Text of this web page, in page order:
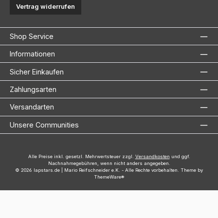
Vertrag widerrufen
Shop Service
Informationen
Sicher Einkaufen
Zahlungsarten
Versandarten
Unsere Communities
Alle Preise inkl. gesetzl. Mehrwertsteuer zzgl. Versandkosten und ggf.
Nachnahmegebühren, wenn nicht anders angegeben.
© 2026 lapstars.de | Mario Reifschneider e.K. - Alle Rechte vorbehalten. Theme by
ThemeWare®